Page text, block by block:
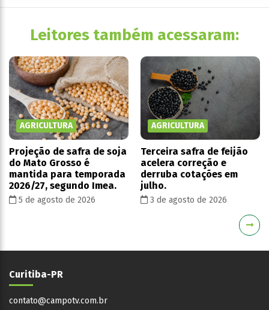
Leitores também acessaram:
AGRICULTURA
Projeção de safra de soja
do Mato Grosso é
mantida para temporada
2026/27, segundo Imea.
5 de agosto de 2026
AGRICULTURA
Terceira safra de feijão
acelera correção e
derruba cotações em
julho.
3 de agosto de 2026
Curitiba-PR
contato@campotv.com.br